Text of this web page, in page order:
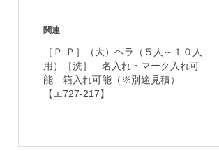
関連
［Ｐ.Ｐ］（大）ヘラ（５人～１０人
用）［洗］ 名入れ・マーク入れ可
能 箱入れ可能（※別途見積）
【エ727-217】